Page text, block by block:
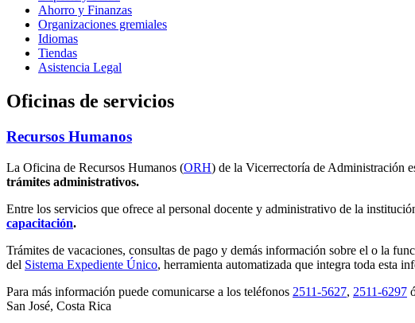
Ahorro y Finanzas
Organizaciones gremiales
Idiomas
Tiendas
Asistencia Legal
Oficinas de servicios
Recursos Humanos
La Oficina de Recursos Humanos (ORH) de la Vicerrectoría de Administración
trámites administrativos.
Entre los servicios que ofrece al personal docente y administrativo de la
capacitación.
Trámites de vacaciones, consultas de pago y demás información sobre el o la
del Sistema Expediente Único, herramienta automatizada que integra toda esta
Para más información puede comunicarse a los teléfonos 2511-5627, 2511-6297
San José, Costa Rica